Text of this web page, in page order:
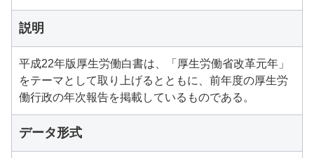
説明
平成22年版厚生労働白書は、「厚生労働省改革元年」
をテーマとして取り上げるとともに、前年度の厚生労
働行政の年次報告を掲載しているものである。
データ形式